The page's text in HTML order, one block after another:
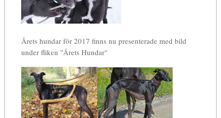
Årets hundar för 2017 finns nu presenterade med bild
under fliken "Årets Hundar"